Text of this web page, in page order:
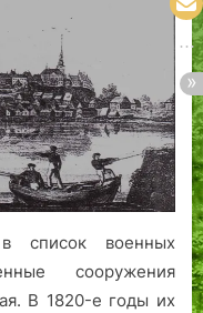
список военных
сооружения
В 1820-е годы их